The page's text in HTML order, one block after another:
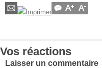
Vos réactions
Laisser un commentaire